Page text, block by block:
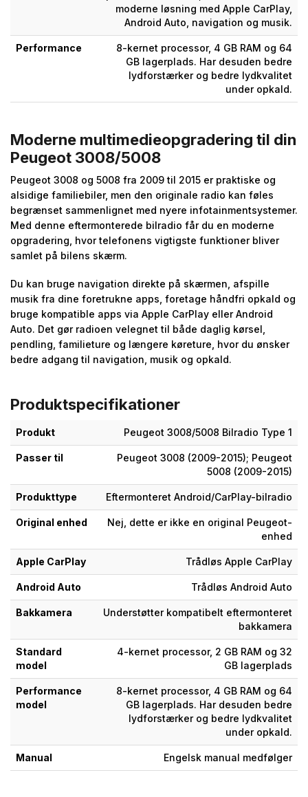
moderne løsning med Apple CarPlay,
Android Auto, navigation og musik.
Performance
8-kernet processor, 4 GB RAM og 64
GB lagerplads. Har desuden bedre
lydforstærker og bedre lydkvalitet
under opkald.
Moderne multimedieopgradering til din
Peugeot 3008/5008
Peugeot 3008 og 5008 fra 2009 til 2015 er praktiske og
alsidige familiebiler, men den originale radio kan føles
begrænset sammenlignet med nyere infotainmentsystemer.
Med denne eftermonterede bilradio får du en moderne
opgradering, hvor telefonens vigtigste funktioner bliver
samlet på bilens skærm.
Du kan bruge navigation direkte på skærmen, afspille
musik fra dine foretrukne apps, foretage håndfri opkald og
bruge kompatible apps via Apple CarPlay eller Android
Auto. Det gør radioen velegnet til både daglig kørsel,
pendling, familieture og længere køreture, hvor du ønsker
bedre adgang til navigation, musik og opkald.
Produktspecifikationer
Produkt Peugeot 3008/5008 Bilradio Type 1
Passer til
Peugeot 3008 (2009-2015); Peugeot
5008 (2009-2015)
Produkttype Eftermonteret Android/CarPlay-bilradio
Original enhed
Nej, dette er ikke en original Peugeot-
enhed
Apple CarPlay Trådløs Apple CarPlay
Android Auto Trådløs Android Auto
Bakkamera
Understøtter kompatibelt eftermonteret
bakkamera
Standard
model
4-kernet processor, 2 GB RAM og 32
GB lagerplads
Performance
model
8-kernet processor, 4 GB RAM og 64
GB lagerplads. Har desuden bedre
lydforstærker og bedre lydkvalitet
under opkald.
Manual Engelsk manual medfølger